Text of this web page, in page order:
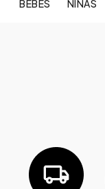
BEBÉS NIÑAS